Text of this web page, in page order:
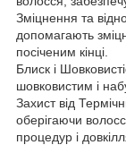
Зміцнення та
допомагають
посіченим кінці.
Блиск і
шовковистим і
Захист від
оберігаючи
процедур і